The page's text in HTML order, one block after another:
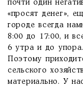
почти один
«просят денег»,
городе всегда
8:00 до 17:00, и
6 утра и до
Поэтому
сельского
материально. У